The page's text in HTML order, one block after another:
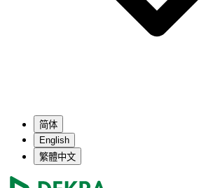
简体
English
繁體中文